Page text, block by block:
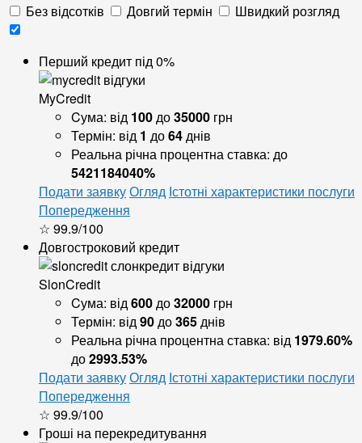
Без відсотків
Довгий термін Швидкий розгляд
Перший кредит під 0%
MyCredit
Cума: від 100до35000 грн
Термін: від 1 до64днів
Реальна річна процентна ставка: до
5421184040%
Подати заявкуОгляд Істотні характеристики послуги
Попередження
☆ 99.9/100
Довгостроковий кредит
SlonCredit
Cума: від600до32000 грн
Термін: від90до365днів
Реальна річна процентна ставка: від 1979.60%
до2993.53%
Подати заявкуОгляд Істотні характеристики послуги
Попередження
☆ 99.9/100
Гроші на перекредитування